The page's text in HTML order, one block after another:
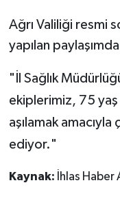
Ağrı Valiliği resmi
yapılan
"İl Sağlık
ekiplerimiz, 75 yaş
aşılamak amacıyla
ediyor."
Kaynak: İhlas Haber